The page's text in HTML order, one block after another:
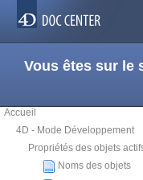
Vous êtes sur le
Accueil
4D - Mode Développement
Propriétés des objets
Noms des objets